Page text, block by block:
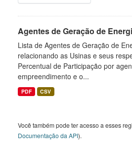
Agentes de Geração de
Lista de Agentes de Geração de
relacionando as Usinas e seus
Percentual de Participação por
empreendimento e o...
PDF CSV
Você também pode ter acesso a esses
Documentação da API).